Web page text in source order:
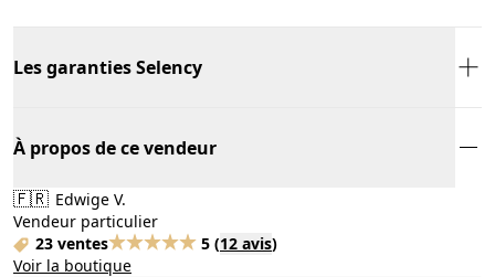
Les garanties Selency
À propos de ce vendeur
🇫🇷 Edwige V.
Vendeur particulier
23 ventes
5 (12 avis)
Voir la boutique